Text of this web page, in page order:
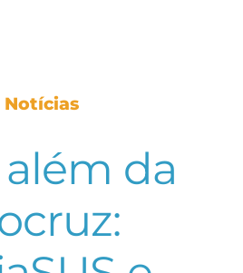
Notícias
além da